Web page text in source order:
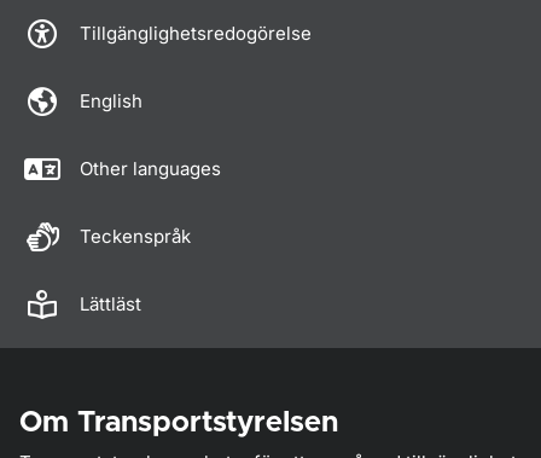
Tillgänglighetsredogörelse
English
Other languages
Teckenspråk
Lättläst
Om Transportstyrelsen